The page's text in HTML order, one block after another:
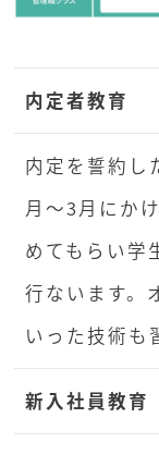
内定者教育
内定を誓約し
月〜3月にか
めてもらい学
行ないます。
いった技術も
新入社員教育